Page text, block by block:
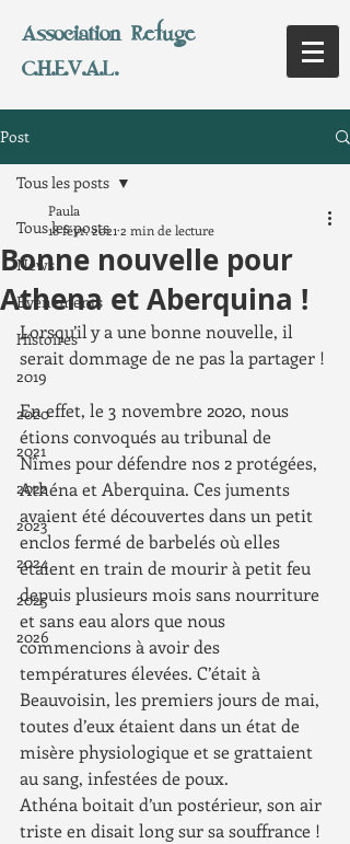
Association Refuge
C.H.E.V.A.L.
Post
Tous les posts
News
Evènements
Histoires
2019
2020
2021
2022
2023
2024
2025
2026
Tous les posts
Bonne nouvelle pour
Athena et Aberquina !
Paula
18 févr. 2021 2 min de lecture
Lorsqu’il y a une bonne nouvelle, il
serait dommage de ne pas la partager !
En effet, le 3 novembre 2020, nous
étions convoqués au tribunal de
Nîmes pour défendre nos 2 protégées,
Athéna et Aberquina. Ces juments
avaient été découvertes dans un petit
enclos fermé de barbelés où elles
étaient en train de mourir à petit feu
depuis plusieurs mois sans nourriture
et sans eau alors que nous
commencions à avoir des
températures élevées. C’était à
Beauvoisin, les premiers jours de mai,
toutes d’eux étaient dans un état de
misère physiologique et se grattaient
au sang, infestées de poux.
Athéna boitait d’un postérieur, son air
triste en disait long sur sa souffrance !